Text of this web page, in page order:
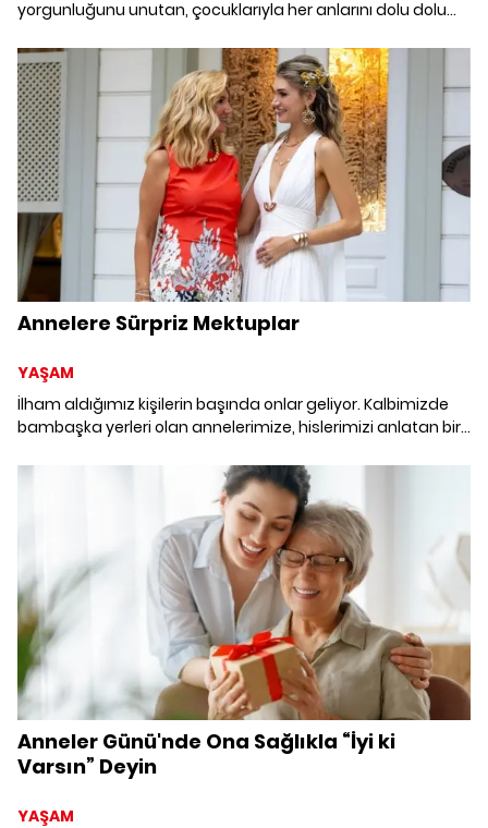
yorgunluğunu unutan, çocuklarıyla her anlarını dolu dolu
deneyimi olarak tanımlayan annelerin “iyi ki” dedikleri
hikayeleriyle buluşmaya hazır mısınız?
Annelere Sürpriz Mektuplar
YAŞAM
İlham aldığımız kişilerin başında onlar geliyor. Kalbimizde
bambaşka yerleri olan annelerimize, hislerimizi anlatan bir
isimler de annelerine mektup yazdı; arşivlerinden özel
karelerle duygularını ALEM sayfalarına taşıdı.
Anneler Günü'nde Ona Sağlıkla “İyi ki
Varsın” Deyin
YAŞAM